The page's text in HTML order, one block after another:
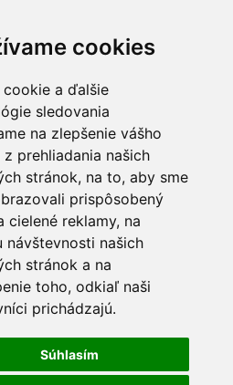
cookies
cookie a ďalšie
sledovania
na zlepšenie vášho
prehliadania našich
stránok, na to, aby sme
prispôsobený
cielené reklamy, na
návštevnosti našich
stránok a na
toho, odkiaľ naši
prichádzajú.
Súhlasím
ks
nenesie
zmeny
zo strany
vyššie
aktuálnych
predaja sa
u predajcu.